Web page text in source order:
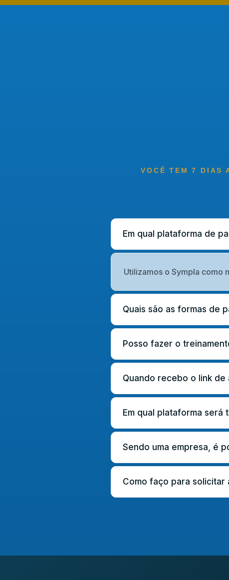
VOCÊ TEM 7 DIAS
Em qual plataforma de
Utilizamos o Sympla como
Quais são as formas de
Posso fazer o
Quando recebo o link de
Em qual plataforma será
Sendo uma empresa, é
Como faço para solicitar